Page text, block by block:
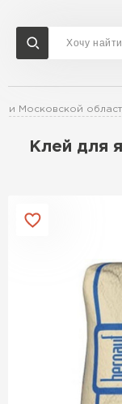
и Московской
Клей для
Доставка и
Перейти в